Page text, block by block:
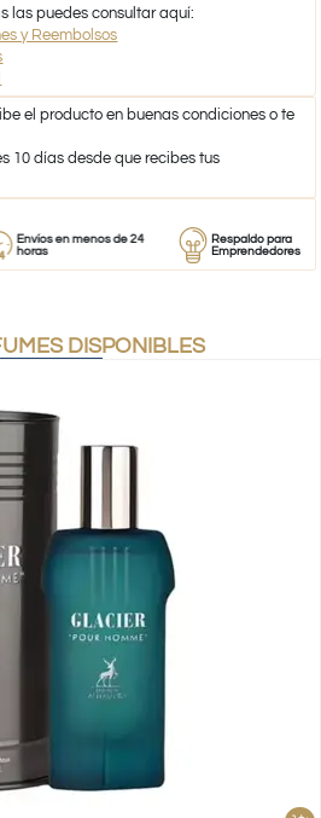
las puedes consultar aquí:
y Reembolsos
el producto en buenas condiciones o te
10 días desde que recibes tus
en menos de 24
Respaldo para
Emprendedores
DISPONIBLES